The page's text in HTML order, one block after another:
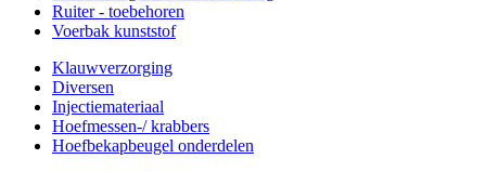
Ruiter - toebehoren
Voerbak kunststof
Klauwverzorging
Diversen
Injectiemateriaal
Hoefmessen-/ krabbers
Hoefbekapbeugel onderdelen